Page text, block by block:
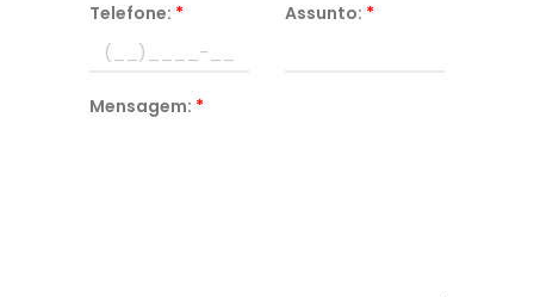
Telefone: * Assunto: *
Mensagem: *